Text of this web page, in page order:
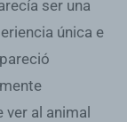
ser una
única e
ver al animal